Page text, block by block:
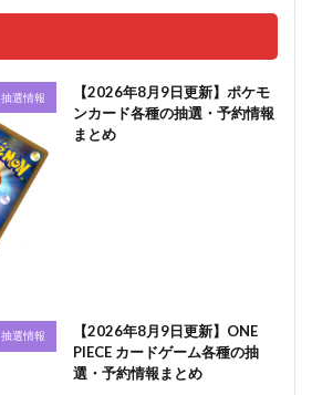
抽選情報
【2026年8月9日更新】ポケモ
ンカード各種の抽選・予約情報
まとめ
抽選情報
【2026年8月9日更新】ONE
PIECE カードゲーム各種の抽
選・予約情報まとめ